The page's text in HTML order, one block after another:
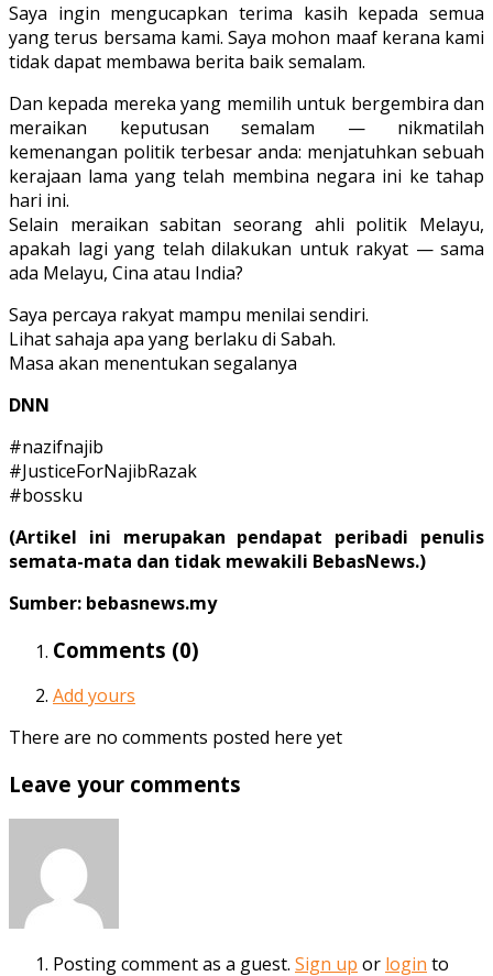
Saya ingin mengucapkan terima kasih kepada semua
yang terus bersama kami. Saya mohon maaf kerana kami
tidak dapat membawa berita baik semalam.
Dan kepada mereka yang memilih untuk bergembira dan
meraikan keputusan semalam — nikmatilah
kemenangan politik terbesar anda: menjatuhkan sebuah
kerajaan lama yang telah membina negara ini ke tahap
hari ini.
Selain meraikan sabitan seorang ahli politik Melayu,
apakah lagi yang telah dilakukan untuk rakyat — sama
ada Melayu, Cina atau India?
Saya percaya rakyat mampu menilai sendiri.
Lihat sahaja apa yang berlaku di Sabah.
Masa akan menentukan segalanya
DNN
#nazifnajib
#JusticeForNajibRazak
#bossku
(Artikel ini merupakan pendapat peribadi penulis
semata-mata dan tidak mewakili BebasNews.)
Sumber: bebasnews.my
Comments (0)
Add yours
There are no comments posted here yet
Leave your comments
Posting comment as a guest. Sign up or login to